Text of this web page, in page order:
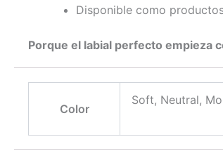
Disponible como
Porque el labial perfecto empieza
Color
Soft, Neutral,